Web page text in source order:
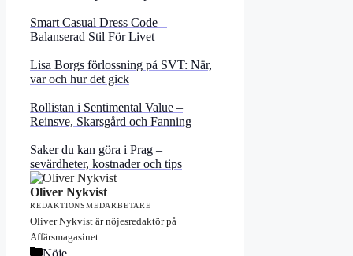
Smart Casual Dress Code –
Balanserad Stil För Livet
Lisa Borgs förlossning på SVT: När,
var och hur det gick
Rollistan i Sentimental Value –
Reinsve, Skarsgård och Fanning
Saker du kan göra i Prag –
sevärdheter, kostnader och tips
Oliver Nykvist
REDAKTIONSMEDARBETARE
Oliver Nykvist är nöjesredaktör på
Affärsmagasinet.
Kategorier